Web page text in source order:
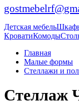
Детская мебель
КроватиКомоды
Главная
Малые формы
Стеллажи и
Стеллаж